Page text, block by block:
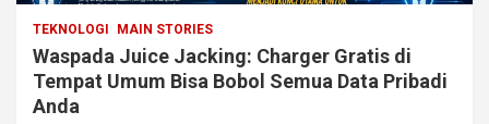
TEKNOLOGI MAIN STORIES
Waspada Juice Jacking: Charger Gratis di
Tempat Umum Bisa Bobol Semua Data Pribadi
Anda